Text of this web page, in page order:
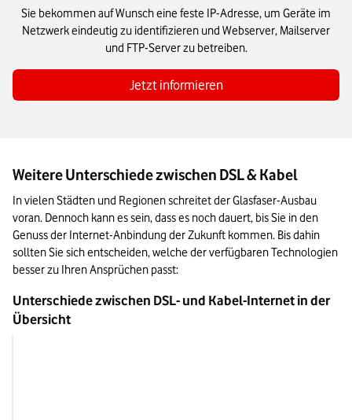
Sie bekommen auf Wunsch eine feste IP-Adresse, um Geräte im
Netzwerk eindeutig zu identifizieren und Webserver, Mailserver
und FTP-Server zu betreiben.
Jetzt informieren
Weitere Unterschiede zwischen DSL & Kabel
In vielen Städten und Regionen schreitet der Glasfaser-Ausbau
voran. Dennoch kann es sein, dass es noch dauert, bis Sie in den
Genuss der Internet-Anbindung der Zukunft kommen. Bis dahin
sollten Sie sich entscheiden, welche der verfügbaren Technologien
besser zu Ihren Ansprüchen passt:
Unterschiede zwischen DSL- und Kabel-Internet in der
Übersicht